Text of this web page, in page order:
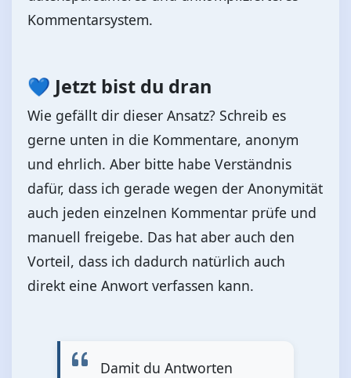
Kommentarsystem.
💙 Jetzt bist du dran
Wie gefällt dir dieser Ansatz? Schreib es
gerne unten in die Kommentare, anonym
und ehrlich. Aber bitte habe Verständnis
dafür, dass ich gerade wegen der Anonymität
auch jeden einzelnen Kommentar prüfe und
manuell freigebe. Das hat aber auch den
Vorteil, dass ich dadurch natürlich auch
direkt eine Anwort verfassen kann.
Damit du Antworten